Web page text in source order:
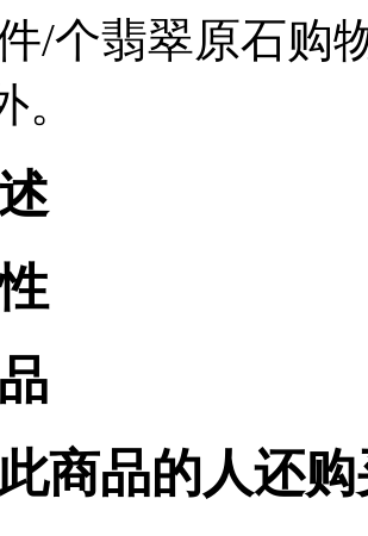
/个翡翠原石购
。
商品的人还